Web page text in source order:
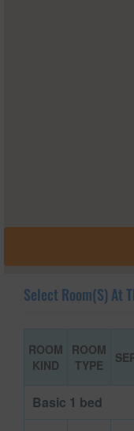
Select Room(s) At
ROOM
KIND
ROOM
TYPE
Basic 1 bed